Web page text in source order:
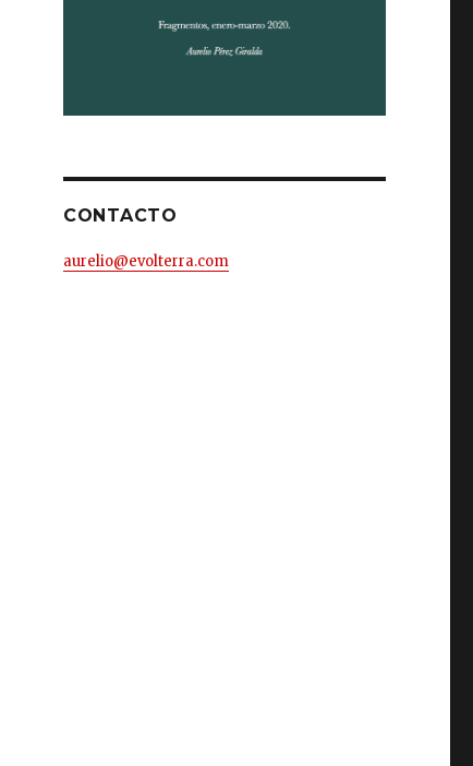
CONTACTO
aurelio@evolterra.com